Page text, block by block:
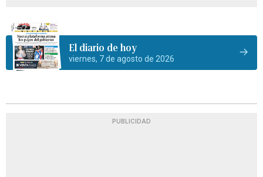
El diario de hoy
viernes, 7 de agosto de 2026
PUBLICIDAD